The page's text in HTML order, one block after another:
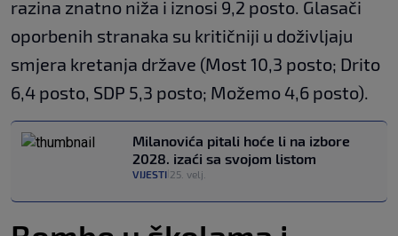
razina znatno niža i iznosi 9,2 posto. Glasači
oporbenih stranaka su kritičniji u doživljaju
smjera kretanja države (Most 10,3 posto; Drito
6,4 posto, SDP 5,3 posto; Možemo 4,6 posto).
Milanovića pitali hoće li na izbore
2028. izaći sa svojom listom
VIJESTI 25. velj.